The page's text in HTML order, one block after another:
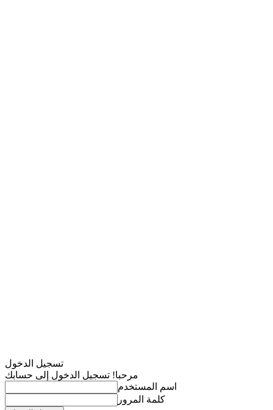
تسجيل الدخول
مرحبا! تسجيل الدخول إلى حسابك
اسم المستخدم
كلمة المرور